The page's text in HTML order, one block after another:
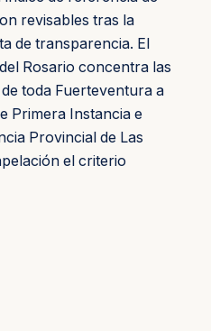
revisables tras la
de transparencia. El
Rosario concentra las
toda Fuerteventura a
Primera Instancia e
Provincial de Las
el criterio